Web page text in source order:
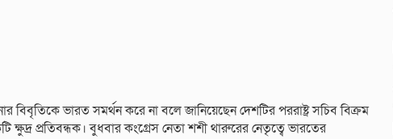
বিবৃতিকে ভারত সমর্থন করে না বলে জানিয়েছেন দেশটির পররাষ্ট্র সচিব বিক্রম
প্রতিবন্ধক। বুধবার কংগ্রেস নেতা শশী থারুরের নেতৃত্বে ভারতের